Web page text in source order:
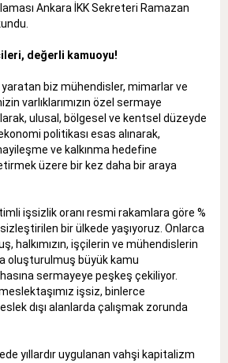
Ankara İKK Sekreteri Ramazan
değerli kamuoyu!
yaratan biz mühendisler, mimarlar ve
varlıklarımızın özel sermaye
ulusal, bölgesel ve kentsel düzeyde
politikası esas alınarak,
ve kalkınma hedefine
üzere bir kez daha bir araya
işsizlik oranı resmi rakamlara göre %
bir ülkede yaşıyoruz. Onlarca
halkımızın, işçilerin ve mühendislerin
oluşturulmuş büyük kamu
sermayeye peşkeş çekiliyor.
işsiz, binlerce
dışı alanlarda çalışmak zorunda
yıllardır uygulanan vahşi kapitalizm